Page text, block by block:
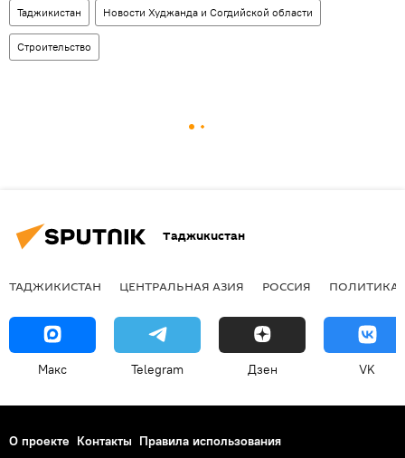
Таджикистан Новости Худжанда и Согдийской области
Строительство
Таджикистан
ТАДЖИКИСТАН ЦЕНТРАЛЬНАЯ АЗИЯ РОССИЯ ПОЛИТИКА
Макс Telegram Дзен VK
О проекте Контакты Правила использования